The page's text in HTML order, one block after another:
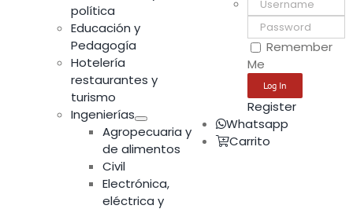
política
Educación y
Pedagogía
Hotelería
restaurantes y
turismo
Ingenierías
Agropecuaria y
de alimentos
Civil
Electrónica,
eléctrica y
Password:
Remember
Me
Register
Whatsapp
Carrito